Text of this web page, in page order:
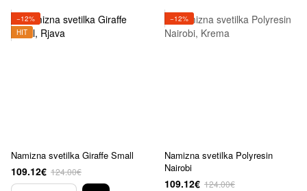
−12%
HIT
Namizna svetilka Giraffe Small
109.12€ 124.00€
−12%
Namizna svetilka Polyresin
Nairobi
109.12€ 124.00€